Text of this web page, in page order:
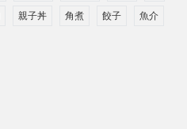
親子丼 角煮 餃子 魚介